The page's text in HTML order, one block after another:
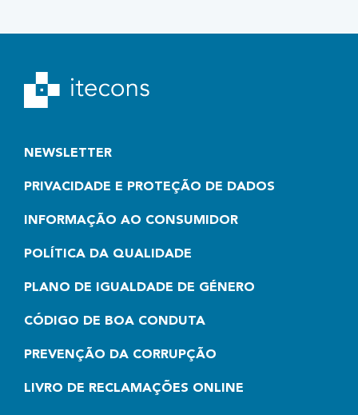
NEWSLETTER
PRIVACIDADE E PROTEÇÃO DE DADOS
INFORMAÇÃO AO CONSUMIDOR
POLÍTICA DA QUALIDADE
PLANO DE IGUALDADE DE GÉNERO
CÓDIGO DE BOA CONDUTA
PREVENÇÃO DA CORRUPÇÃO
LIVRO DE RECLAMAÇÕES ONLINE